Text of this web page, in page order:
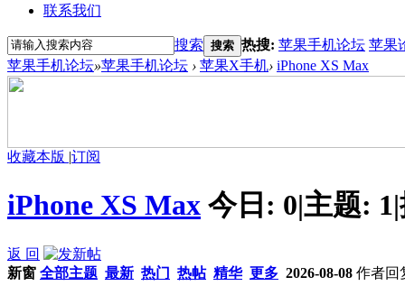
联系我们
搜索 搜索 热搜: 苹果手机论坛 苹果
苹果手机论坛»苹果手机论坛 › 苹果X手机› iPhone XS Max
收藏本版 |订阅
iPhone XS Max 今日: 0|主题: 1|
返 回
新窗 全部主题 最新 热门 热帖 精华 更多 2026-08-08 作者回